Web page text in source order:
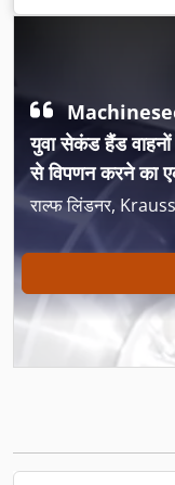
स्वचालित, उत्सर्जन श्रेणी:
पंजीकरण, डिफरेंशियल
युवा सेकंड हैंड
से विपणन करने का
राल्फ लिंडनर,